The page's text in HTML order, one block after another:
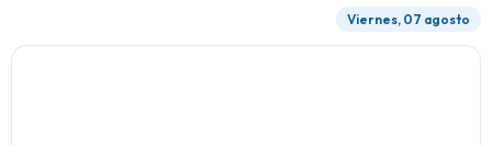
Viernes, 07 agosto